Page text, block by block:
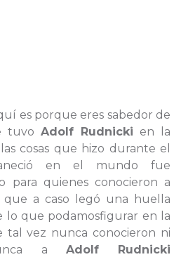
es porque eres sabedor de
tuvo Adolf Rudnicki en la
cosas que hizo durante el
en el mundo fue
para quienes conocieron a
que a caso legó una huella
lo que podamosfigurar en la
tal vez nunca conocieron ni
a Adolf Rudnicki